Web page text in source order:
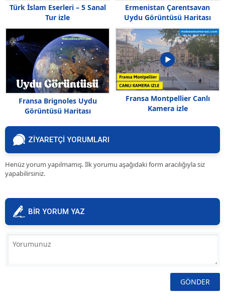
Türk İslam Eserleri – 5 Sanal
Tur izle
Ermenistan Çarentsavan
Uydu Görüntüsü Haritası
Fransa Brignoles Uydu
Görüntüsü Haritası
Fransa Montpellier Canlı
Kamera izle
ZİYARETÇİ YORUMLARI
Henüz yorum yapılmamış. İlk yorumu aşağıdaki form aracılığıyla siz
yapabilirsiniz.
BİR YORUM YAZ